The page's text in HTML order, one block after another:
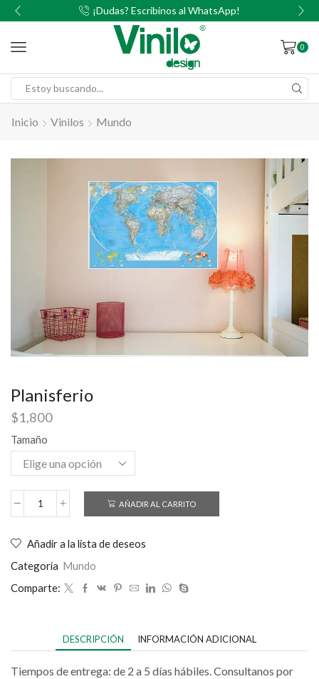
¡Dudas? Escribinos al WhatsApp!
0
Inicio Vinilos Mundo
Planisferio
$1,800
Tamaño
AÑADIR AL CARRITO
Añadir a la lista de deseos
Categoría Mundo
Comparte:
DESCRIPCIÓN INFORMACIÓN ADICIONAL
Tiempos de entrega: de 2 a 5 días hábiles. Consultanos por